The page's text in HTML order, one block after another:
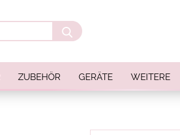
Suche...
ZUBEHÖR GERÄTE WEITERE